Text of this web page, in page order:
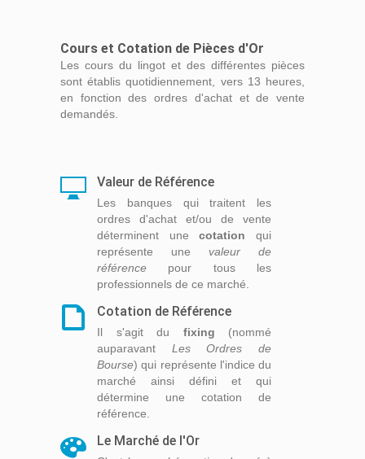
Cours et Cotation de Pièces d'Or
Les cours du lingot et des différentes pièces
sont établis quotidiennement, vers 13 heures,
en fonction des ordres d'achat et de vente
demandés.
Valeur de Référence
Les banques qui traitent les
ordres d'achat et/ou de vente
déterminent unecotation qui
représente une valeur de
référence pour tous les
professionnels de ce marché.
Cotation de Référence
Il s'agit du fixing (nommé
auparavant Les Ordres de
Bourse) qui représente l'indice du
marché ainsi défini et qui
détermine une cotation de
référence.
Le Marché de l'Or